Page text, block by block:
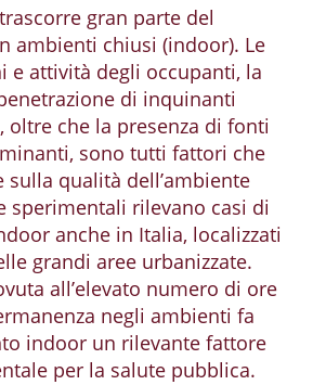
gran parte del
ambienti chiusi (indoor). Le
e attività degli occupanti, la
di inquinanti
oltre che la presenza di fonti
sono tutti fattori che
qualità dell’ambiente
sperimentali rilevano casi di
anche in Italia, localizzati
grandi aree urbanizzate.
all’elevato numero di ore
negli ambienti fa
indoor un rilevante fattore
per la salute pubblica.